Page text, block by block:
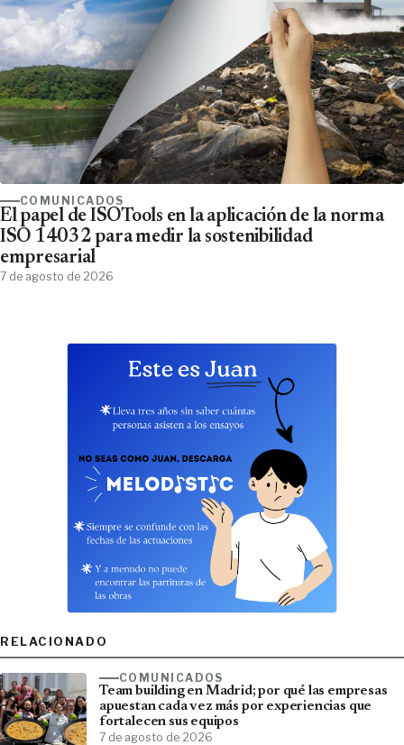
COMUNICADOS
El papel de ISOTools en la aplicación de la norma
ISO 14032 para medir la sostenibilidad
empresarial
7 de agosto de 2026
RELACIONADO
COMUNICADOS
Team building en Madrid; por qué las empresas
apuestan cada vez más por experiencias que
fortalecen sus equipos
7 de agosto de 2026